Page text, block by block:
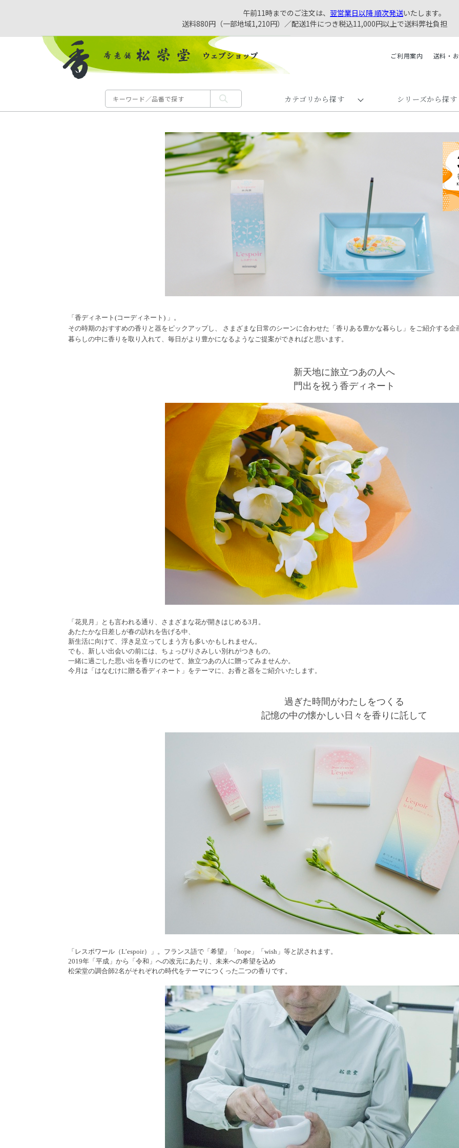
午前11時までのご注文は、 翌営業日以降 順次発送いたします。
送料880円（一部地域1,210円）／配送1件につき税込11,000円以上で送料弊社負担
ご利用案内 送料・
カテゴリから探す シリーズから探す
「香ディネート(コーディネート) 」。
その時期のおすすめの香りと器をピックアップし、 さまざまな日常のシーンに合わせた「香りある豊かな暮らし」をご紹介する企
暮らしの中に香りを取り入れて、毎日がより豊かになるようなご提案ができればと思います。
新天地に旅立つあの人へ
門出を祝う香ディネート
「花見月」とも言われる通り、さまざまな花が開きはじめる3月。
あたたかな日差しが春の訪れを告げる中、
新生活に向けて、浮き足立ってしまう方も多いかもしれません。
でも、新しい出会いの前には、ちょっぴりさみしい別れがつきもの。
一緒に過ごした思い出を香りにのせて、旅立つあの人に贈ってみませんか。
今月は「はなむけに贈る香ディネート」をテーマに、お香と器をご紹介いたします。
過ぎた時間がわたしをつくる
記憶の中の懐かしい日々を香りに託して
「レスポワール（L’espoir）」。フランス語で「希望」「hope」「wish」等と訳されます。
2019年「平成」から「令和」への改元にあたり、未来への希望を込め
松栄堂の調合師2名がそれぞれの時代をテーマにつくった二つの香りです。